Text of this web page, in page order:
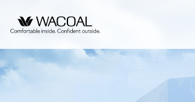
วิ
ป
หน้าแรกนักลง
ข้อมูลองค์กร